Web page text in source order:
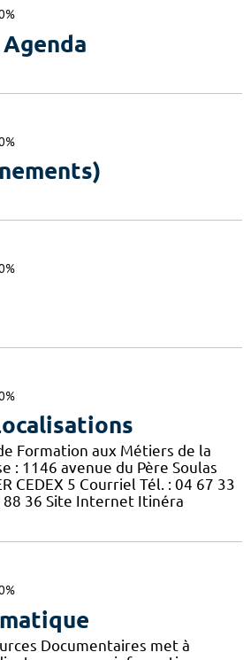
Formation aux Métiers de la
: 1146 avenue du Père Soulas
CEDEX 5 Courriel Tél. : 04 67 33
88 36 Site Internet Itinéra
Documentaires met à